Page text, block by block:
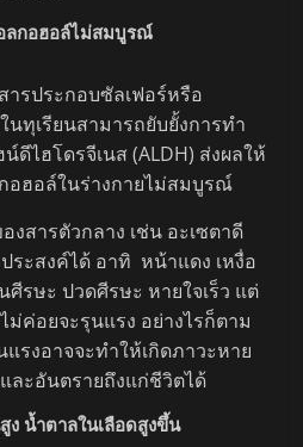
ลกอฮอล์ไม่สมบูรณ์
รประกอบซัลเฟอร์หรือ
ทุเรียนสามารถยับยั้งการทํา
ดีไฮโดรจีเนส (ALDH) ส่งผลให้
อฮอล์ในร่างกายไม่สมบูรณ์
งสารตัวกลาง เช่น อะเซตาดี
ระสงค์ได้ อาทิ หน้าแดง เหงื่อ
ศีรษะ ปวดศีรษะ หายใจเร็ว แต่
ค่อยจะรุนแรง อย่างไรก็ตาม
รงอาจจะทําให้เกิดภาวะหาย
ละอันตรายถึงแก่ชีวิตได้
ง น้ำตาลในเลือดสูงขึ้น